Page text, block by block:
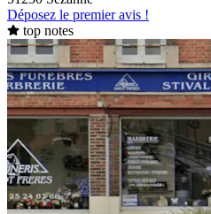
Déposez le premier avis !
top notes